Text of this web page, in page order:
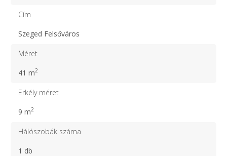
Cím
Szeged Felsőváros
Méret
41 m2
Erkély méret
9 m2
Hálószobák száma
1 db